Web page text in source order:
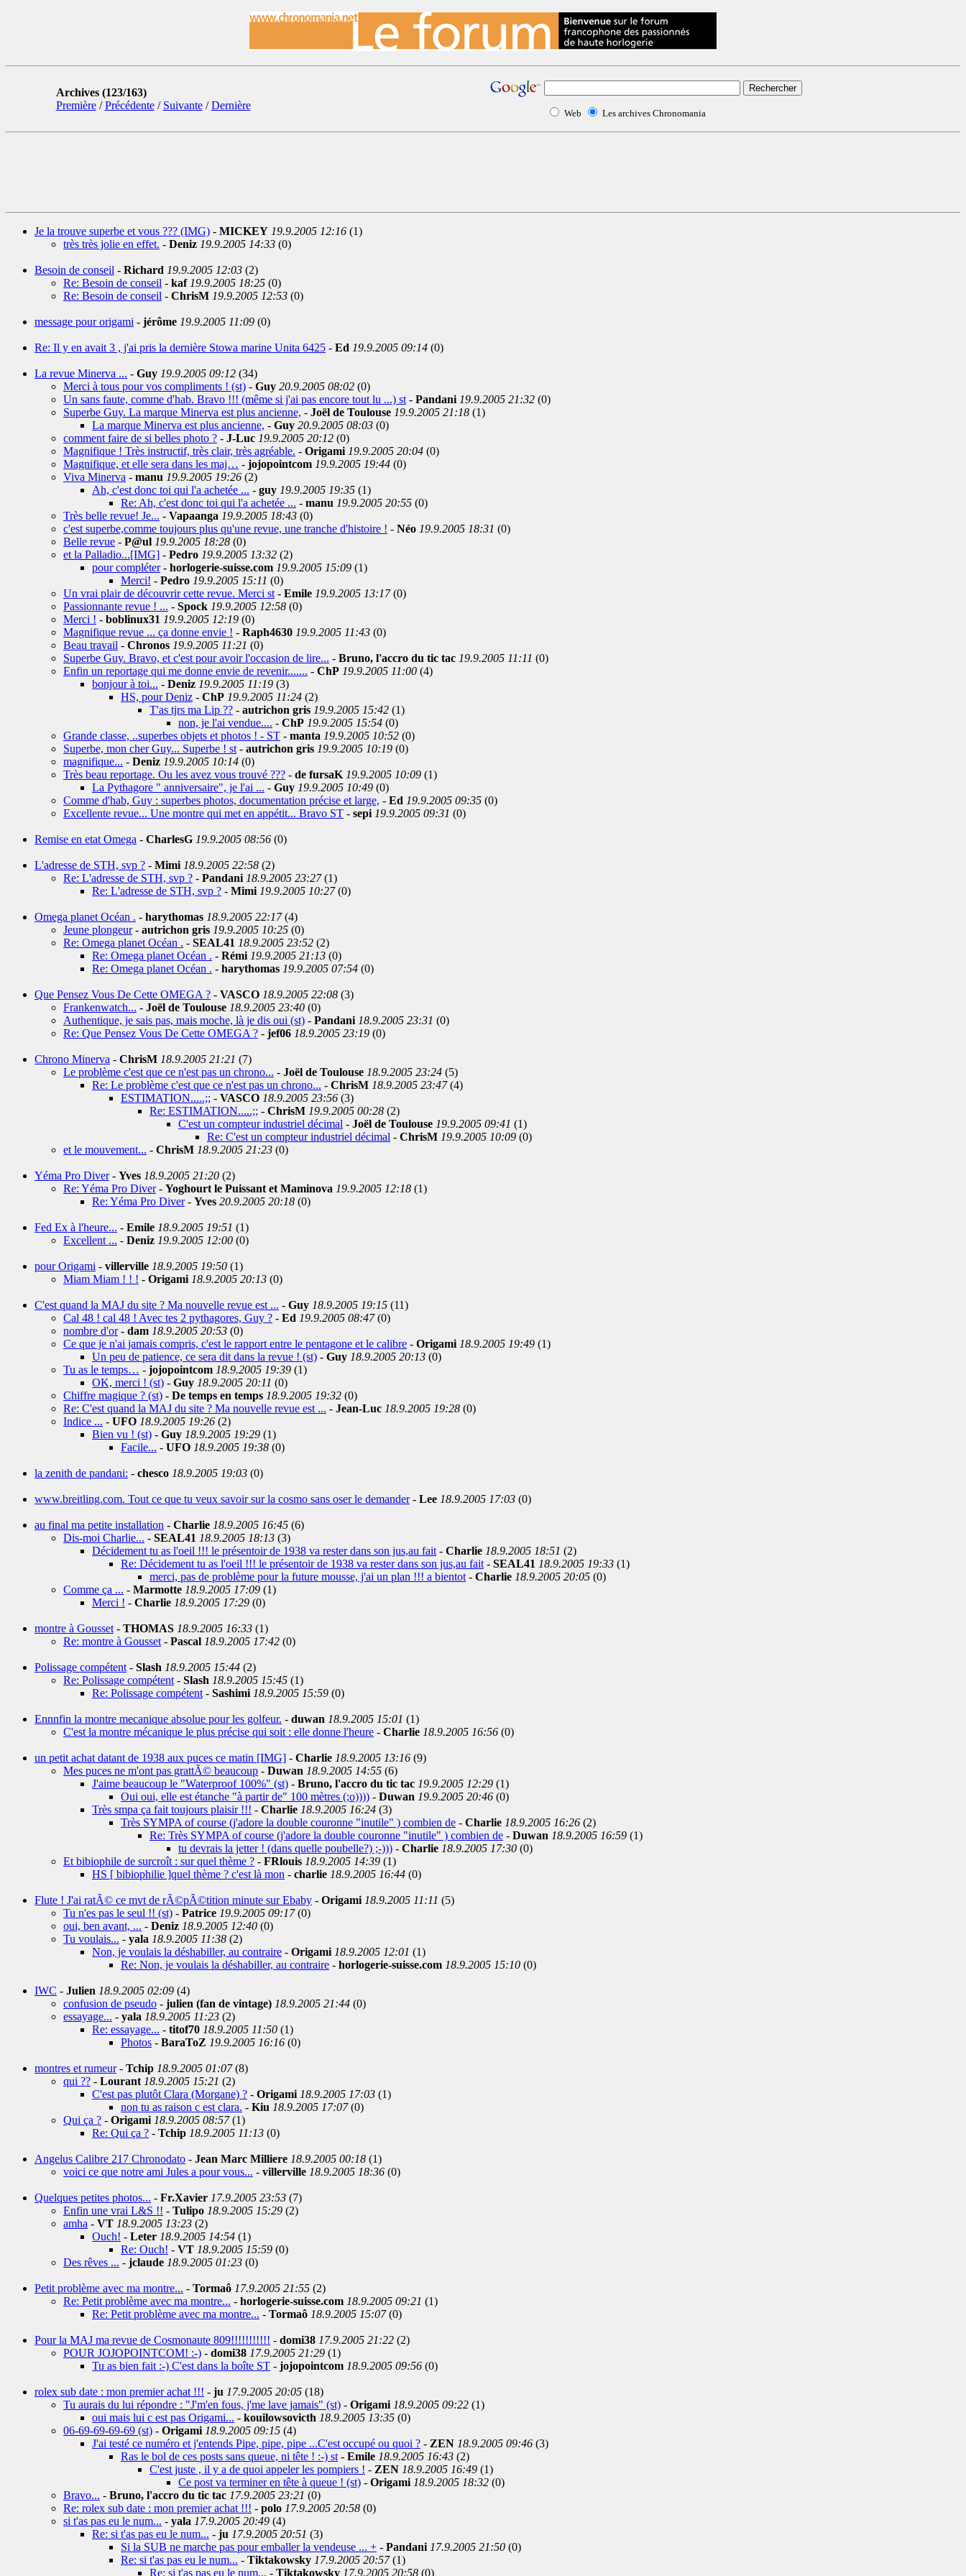
Archives (123/163)
Première/Précédente/ Suivante/Dernière
Web Les archives Chronomania
Je la trouve superbe et vous ??? (IMG) - MICKEY 19.9.2005 12:16 (1)
très très jolie en effet. - Deniz 19.9.2005 14:33 (0)
Besoin de conseil - Richard 19.9.2005 12:03 (2)
Re: Besoin de conseil - kaf 19.9.2005 18:25 (0)
Re: Besoin de conseil - ChrisM 19.9.2005 12:53 (0)
message pour origami - jérôme 19.9.2005 11:09 (0)
Re: Il y en avait 3 , j'ai pris la dernière Stowa marine Unita 6425 - Ed 19.9.2005 09:14 (0)
La revue Minerva ... - Guy 19.9.2005 09:12 (34)
Merci à tous pour vos compliments ! (st) - Guy 20.9.2005 08:02 (0)
Un sans faute, comme d'hab. Bravo !!! (même si j'ai pas encore tout lu ...) st - Pandani 19.9.2005 21:32 (0)
Superbe Guy. La marque Minerva est plus ancienne, - Joël de Toulouse 19.9.2005 21:18 (1)
La marque Minerva est plus ancienne, - Guy 20.9.2005 08:03 (0)
comment faire de si belles photo ? - J-Luc 19.9.2005 20:12 (0)
Magnifique ! Très instructif, très clair, très agréable. - Origami 19.9.2005 20:04 (0)
Magnifique, et elle sera dans les maj… - jojopointcom 19.9.2005 19:44 (0)
Viva Minerva - manu 19.9.2005 19:26 (2)
Ah, c'est donc toi qui l'a achetée ... - guy 19.9.2005 19:35 (1)
Re: Ah, c'est donc toi qui l'a achetée ... - manu 19.9.2005 20:55 (0)
Très belle revue! Je... - Vapaanga 19.9.2005 18:43 (0)
c'est superbe,comme toujours plus qu'une revue, une tranche d'histoire ! - Néo 19.9.2005 18:31 (0)
Belle revue - P@ul 19.9.2005 18:28 (0)
et la Palladio...[IMG] - Pedro 19.9.2005 13:32 (2)
pour compléter- horlogerie-suisse.com 19.9.2005 15:09 (1)
Merci! - Pedro 19.9.2005 15:11 (0)
Un vrai plair de découvrir cette revue. Merci st - Emile 19.9.2005 13:17(0)
Passionnante revue ! ... - Spock 19.9.2005 12:58 (0)
Merci ! - boblinux31 19.9.2005 12:19 (0)
Magnifique revue ... ça donne envie ! - Raph4630 19.9.2005 11:43 (0)
Beau travail - Chronos 19.9.2005 11:21 (0)
Superbe Guy. Bravo, et c'est pour avoir l'occasion de lire... - Bruno, l'accro du tic tac 19.9.2005 11:11 (0)
Enfin un reportage qui me donne envie de revenir....... - ChP 19.9.2005 11:00 (4)
bonjour à toi... - Deniz 19.9.2005 11:19 (3)
HS, pour Deniz - ChP 19.9.2005 11:24 (2)
T'as tjrs ma Lip ?? - autrichon gris 19.9.2005 15:42 (1)
non, je l'ai vendue.... - ChP 19.9.2005 15:54 (0)
Grande classe, ..superbes objets et photos ! - ST - manta 19.9.2005 10:52 (0)
Superbe, mon cher Guy... Superbe ! st - autrichon gris 19.9.2005 10:19 (0)
magnifique... - Deniz 19.9.2005 10:14 (0)
Très beau reportage. Ou les avez vous trouvé ??? - de fursaK 19.9.2005 10:09 (1)
La Pythagore " anniversaire", je l'ai ... - Guy 19.9.2005 10:49 (0)
Comme d'hab, Guy : superbes photos, documentation précise et large, - Ed 19.9.2005 09:35 (0)
Excellente revue... Une montre qui met en appétit... Bravo ST - sepi 19.9.2005 09:31 (0)
Remise en etat Omega - CharlesG 19.9.2005 08:56 (0)
L'adresse de STH, svp ? - Mimi 18.9.2005 22:58 (2)
Re: L'adresse de STH, svp ? - Pandani 18.9.2005 23:27(1)
Re: L'adresse de STH, svp ? - Mimi 19.9.2005 10:27(0)
Omega planet Océan . - harythomas 18.9.2005 22:17(4)
Jeune plongeur- autrichon gris 19.9.2005 10:25 (0)
Re: Omega planet Océan . - SEAL41 18.9.2005 23:52 (2)
Re: Omega planet Océan . - Rémi 19.9.2005 21:13 (0)
Re: Omega planet Océan . - harythomas 19.9.2005 07:54 (0)
Que Pensez Vous De Cette OMEGA ? - VASCO 18.9.2005 22:08 (3)
Frankenwatch... - Joël de Toulouse 18.9.2005 23:40 (0)
Authentique, je sais pas, mais moche, là je dis oui (st) - Pandani 18.9.2005 23:31 (0)
Re: Que Pensez Vous De Cette OMEGA ? - jef06 18.9.2005 23:19 (0)
Chrono Minerva - ChrisM 18.9.2005 21:21 (7)
Le problème c'est que ce n'est pas un chrono... - Joël de Toulouse 18.9.2005 23:24 (5)
Re: Le problème c'est que ce n'est pas un chrono... - ChrisM 18.9.2005 23:47(4)
ESTIMATION.....;; - VASCO 18.9.2005 23:56 (3)
Re: ESTIMATION.....;; - ChrisM 19.9.2005 00:28 (2)
C'est un compteur industriel décimal - Joël de Toulouse 19.9.2005 09:41 (1)
Re: C'est un compteur industriel décimal - ChrisM 19.9.2005 10:09 (0)
et le mouvement... - ChrisM 18.9.2005 21:23 (0)
Yéma Pro Diver- Yves 18.9.2005 21:20 (2)
Re: Yéma Pro Diver- Yoghourt le Puissant et Maminova 19.9.2005 12:18 (1)
Re: Yéma Pro Diver- Yves 20.9.2005 20:18 (0)
Fed Ex à l'heure... - Emile 18.9.2005 19:51 (1)
Excellent ... - Deniz 19.9.2005 12:00 (0)
pour Origami - villerville 18.9.2005 19:50 (1)
Miam Miam ! ! ! - Origami 18.9.2005 20:13 (0)
C'est quand la MAJ du site ? Ma nouvelle revue est ... - Guy 18.9.2005 19:15 (11)
Cal 48 ! cal 48 ! Avec tes 2 pythagores, Guy ? - Ed 19.9.2005 08:47(0)
nombre d'or- dam 18.9.2005 20:53 (0)
Ce que je n'ai jamais compris, c'est le rapport entre le pentagone et le calibre - Origami 18.9.2005 19:49 (1)
Un peu de patience, ce sera dit dans la revue ! (st) - Guy 18.9.2005 20:13 (0)
Tu as le temps… - jojopointcom 18.9.2005 19:39 (1)
OK, merci ! (st) - Guy 18.9.2005 20:11 (0)
Chiffre magique ? (st) - De temps en temps 18.9.2005 19:32 (0)
Re: C'est quand la MAJ du site ? Ma nouvelle revue est ... - Jean-Luc 18.9.2005 19:28 (0)
Indice ... - UFO 18.9.2005 19:26 (2)
Bien vu ! (st) - Guy 18.9.2005 19:29 (1)
Facile... - UFO 18.9.2005 19:38 (0)
la zenith de pandani: - chesco 18.9.2005 19:03 (0)
www.breitling.com. Tout ce que tu veux savoir sur la cosmo sans oser le demander- Lee 18.9.2005 17:03 (0)
au final ma petite installation - Charlie 18.9.2005 16:45 (6)
Dis-moi Charlie... - SEAL41 18.9.2005 18:13 (3)
Décidement tu as l'oeil !!! le présentoir de 1938 va rester dans son jus,au fait - Charlie 18.9.2005 18:51 (2)
Re: Décidement tu as l'oeil !!! le présentoir de 1938 va rester dans son jus,au fait - SEAL41 18.9.2005 19:33 (1)
merci, pas de problème pour la future mousse, j'ai un plan !!! a bientot - Charlie 18.9.2005 20:05 (0)
Comme ça ... - Marmotte 18.9.2005 17:09 (1)
Merci ! - Charlie 18.9.2005 17:29 (0)
montre à Gousset - THOMAS 18.9.2005 16:33 (1)
Re: montre à Gousset - Pascal 18.9.2005 17:42 (0)
Polissage compétent - Slash 18.9.2005 15:44 (2)
Re: Polissage compétent - Slash 18.9.2005 15:45 (1)
Re: Polissage compétent - Sashimi 18.9.2005 15:59 (0)
Ennnfin la montre mecanique absolue pour les golfeur. - duwan 18.9.2005 15:01 (1)
C'est la montre mécanique le plus précise qui soit : elle donne l'heure - Charlie 18.9.2005 16:56 (0)
un petit achat datant de 1938 aux puces ce matin [IMG] - Charlie 18.9.2005 13:16 (9)
Mes puces ne m'ont pas grattÃ© beaucoup - Duwan 18.9.2005 14:55 (6)
J'aime beaucoup le "Waterproof 100%" (st) - Bruno, l'accro du tic tac 19.9.2005 12:29 (1)
Oui oui, elle est étanche "à partir de" 100 mètres (;o)))) - Duwan 19.9.2005 20:46 (0)
Très smpa ça fait toujours plaisir !!! - Charlie 18.9.2005 16:24 (3)
Très SYMPA of course (j'adore la double couronne "inutile" ) combien de - Charlie 18.9.2005 16:26 (2)
Re: Très SYMPA of course (j'adore la double couronne "inutile" ) combien de - Duwan 18.9.2005 16:59 (1)
tu devrais la jetter ! (dans quelle poubelle?) ;-))) - Charlie 18.9.2005 17:30 (0)
Et bibiophile de surcroît : sur quel thème ? - FRlouis 18.9.2005 14:39 (1)
HS [ bibiophilie ]quel thème ? c'est là mon - charlie 18.9.2005 16:44 (0)
Flute ! J'ai ratÃ© ce mvt de rÃ©pÃ©tition minute sur Ebaby - Origami 18.9.2005 11:11 (5)
Tu n'es pas le seul !! (st) - Patrice 19.9.2005 09:17(0)
oui, ben avant, ... - Deniz 18.9.2005 12:40 (0)
Tu voulais... - yala 18.9.2005 11:38 (2)
Non, je voulais la déshabiller, au contraire - Origami 18.9.2005 12:01 (1)
Re: Non, je voulais la déshabiller, au contraire - horlogerie-suisse.com 18.9.2005 15:10 (0)
IWC - Julien 18.9.2005 02:09 (4)
confusion de pseudo - julien (fan de vintage) 18.9.2005 21:44 (0)
essayage... - yala 18.9.2005 11:23 (2)
Re: essayage... - titof70 18.9.2005 11:50 (1)
Photos - BaraToZ 19.9.2005 16:16 (0)
montres et rumeur- Tchip 18.9.2005 01:07(8)
qui ?? - Lourant 18.9.2005 15:21 (2)
C'est pas plutôt Clara (Morgane) ? - Origami 18.9.2005 17:03 (1)
non tu as raison c est clara. - Kiu 18.9.2005 17:07(0)
Qui ça ? - Origami 18.9.2005 08:57(1)
Re: Qui ça ? - Tchip 18.9.2005 11:13 (0)
Angelus Calibre 217 Chronodato - Jean Marc Milliere 18.9.2005 00:18 (1)
voici ce que notre ami Jules a pour vous... - villerville 18.9.2005 18:36 (0)
Quelques petites photos... - Fr.Xavier 17.9.2005 23:53 (7)
Enfin une vrai L&S !! - Tulipo 18.9.2005 15:29 (2)
amha - VT 18.9.2005 13:23 (2)
Ouch! - Leter 18.9.2005 14:54 (1)
Re: Ouch! - VT 18.9.2005 15:59 (0)
Des rêves ... - jclaude 18.9.2005 01:23 (0)
Petit problème avec ma montre... - Tormaô 17.9.2005 21:55 (2)
Re: Petit problème avec ma montre... - horlogerie-suisse.com 18.9.2005 09:21 (1)
Re: Petit problème avec ma montre... - Tormaô 18.9.2005 15:07(0)
Pour la MAJ ma revue de Cosmonaute 809!!!!!!!!!!! - domi38 17.9.2005 21:22 (2)
POUR JOJOPOINTCOM! :-) - domi38 17.9.2005 21:29 (1)
Tu as bien fait :-) C'est dans la boîte ST - jojopointcom 18.9.2005 09:56 (0)
rolex sub date : mon premier achat !!! - ju 17.9.2005 20:05 (18)
Tu aurais du lui répondre : "J'm'en fous, j'me lave jamais" (st) - Origami 18.9.2005 09:22 (1)
oui mais lui c est pas Origami... - kouilowsovicth 18.9.2005 13:35 (0)
06-69-69-69-69 (st) - Origami 18.9.2005 09:15 (4)
J'ai testé ce numéro et j'entends Pipe, pipe, pipe ...C'est occupé ou quoi ? - ZEN 18.9.2005 09:46 (3)
Ras le bol de ces posts sans queue, ni tête ! :-) st - Emile 18.9.2005 16:43 (2)
C'est juste , il y a de quoi appeler les pompiers ! - ZEN 18.9.2005 16:49 (1)
Ce post va terminer en tête à queue ! (st) - Origami 18.9.2005 18:32 (0)
Bravo... - Bruno, l'accro du tic tac 17.9.2005 23:21 (0)
Re: rolex sub date : mon premier achat !!! - polo 17.9.2005 20:58 (0)
si t'as pas eu le num... - yala 17.9.2005 20:49 (4)
Re: si t'as pas eu le num... - ju 17.9.2005 20:51 (3)
Si la SUB ne marche pas pour emballer la vendeuse ... + - Pandani 17.9.2005 21:50 (0)
Re: si t'as pas eu le num... - Tiktakowsky 17.9.2005 20:57(1)
Re: si t'as pas eu le num... - Tiktakowsky 17.9.2005 20:58 (0)